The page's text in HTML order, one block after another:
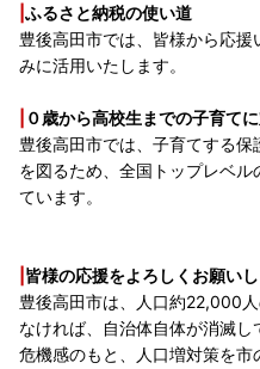
ふるさと納税の使い道
豊後高田市では、皆様から応
みに活用いたします。
０歳から高校生までの子育て
豊後高田市では、子育てする
を図るため、全国トップレベ
ています。
皆様の応援をよろしくお願いし
豊後高田市は、人口約22,000
なければ、自治体自体が消滅
危機感のもと、人口増対策を